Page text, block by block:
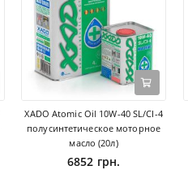
XADO Atomic Oil 10W-40 SL/CI-4
полусинтетическое моторное
масло (20л)
6852 грн.